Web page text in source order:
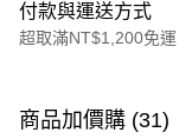
付款與運送方式
超取滿NT$1,200免運
信用卡一次付款
商品加價購 (31)